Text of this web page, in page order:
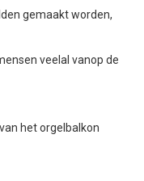
gemaakt worden,
veelal vanop de
het orgelbalkon